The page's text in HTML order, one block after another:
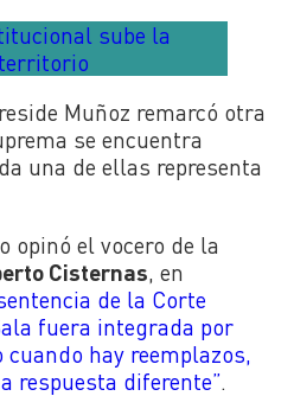
sube la
Muñoz remarcó otra
se encuentra
una de ellas representa
opinó el vocero de la
Cisternas , en
de la Corte
fuera integrada por
hay reemplazos,
respuesta diferente”